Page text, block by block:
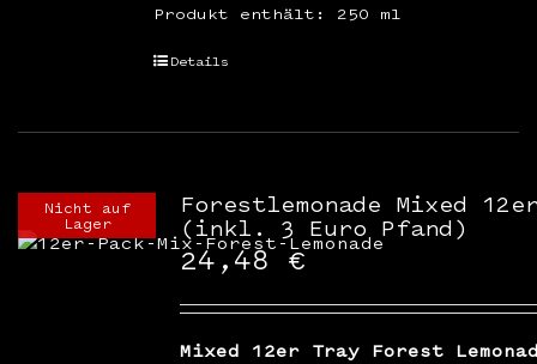
Produkt enthält: 250 ml
Details
Nicht auf
Lager
Forestlemonade Mixed
(inkl. 3 Euro Pfand)
24,48 €
Mixed 12er Tray Forest